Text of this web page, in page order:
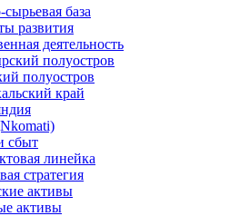
база
развития
деятельность
полуостров
полуостров
край
сбыт
линейка
стратегия
активы
активы